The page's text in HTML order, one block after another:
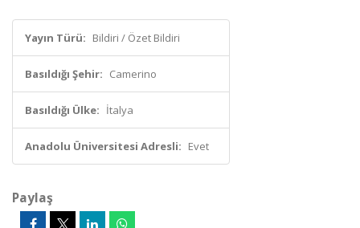
Yayın Türü: Bildiri / Özet Bildiri
Basıldığı Şehir: Camerino
Basıldığı Ülke: İtalya
Anadolu Üniversitesi Adresli: Evet
Paylaş